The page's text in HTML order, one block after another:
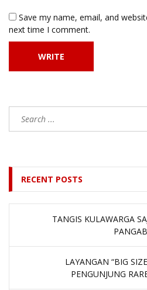
Save my name, email, and
next time I comment.
RECENT POSTS
TANGIS KULAWARGA
LAYANGAN “BIG
PENGUNJUNG